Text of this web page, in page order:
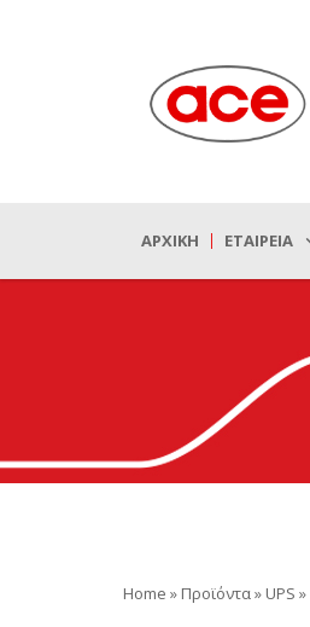
ΑΡΧΙΚΉ ΕΤΑΙΡΕΊΑ
Home » Προϊόντα» UPS »